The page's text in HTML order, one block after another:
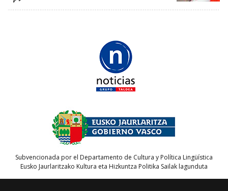
Subvencionada por el Departamento de Cultura y Política Lingüística
Eusko Jaurlaritzako Kultura eta Hizkuntza Politika Sailak lagunduta